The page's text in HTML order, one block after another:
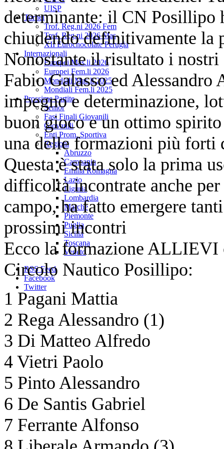
UISP
Tornei
Trof. Reg.ni 2026 Fem
Trof. Reg.ni 2026 Mas
XII Eurochocolate Perugia
Internazionali
Europei Mas.li 2026
Europei Fem.li 2026
Mondiali Mas.li 2025
Mondiali Fem.li 2025
Prossime Partite
Senior
Fasi Finali Giovanili
Giovanili
Enti Prom. Sportiva
Regioni
Abruzzo
Campania
Emilia Romagna
Lazio
Liguria
Lombardia
Marche
Piemonte
Puglia
Sicilia
Toscana
Veneto
RSS Feed
Facebook
Twitter
determinante: il CN Posillipo
chiudendo definitivamente la
Nonostante il risultato i
Fabio Galasso ed
impegno e determinazione,
buon gioco e un ottimo
una delle formazioni più forti
Questa è stata solo la prima
difficoltà incontrate anche
campo, ha fatto emergere
prossimi incontri
Ecco la formazione ALLIEVI
Circolo Nautico Posillipo:
1 Pagani Mattia
2 Rega Alessandro (1)
3 Di Matteo Alfredo
4 Vietri Paolo
5 Pinto Alessandro
6 De Santis Gabriel
7 Ferrante Alfonso